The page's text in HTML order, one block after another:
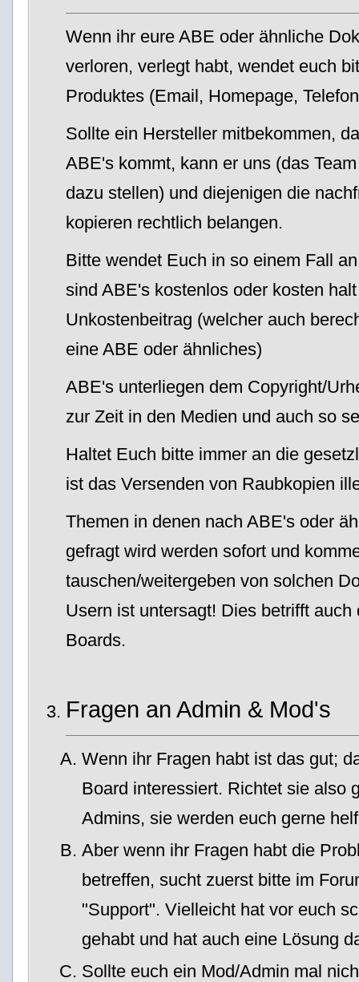
Wenn ihr eure ABE oder ähnliche
verloren, verlegt habt, wendet euch
Produktes (Email, Homepage,
Sollte ein Hersteller mitbekommen,
ABE's kommt, kann er uns (das
dazu stellen) und diejenigen die
kopieren rechtlich belangen.
Bitte wendet Euch in so einem Fall
sind ABE's kostenlos oder kosten
Unkostenbeitrag (welcher auch
eine ABE oder ähnliches)
ABE's unterliegen dem Copyright/
zur Zeit in den Medien und auch so
Haltet Euch bitte immer an die
ist das Versenden von Raubkopien
Themen in denen nach ABE's oder
gefragt wird werden sofort und
tauschen/weitergeben von solchen
Usern ist untersagt! Dies betrifft
Boards.
Fragen an Admin & Mod's
Wenn ihr Fragen habt ist das gut;
Board interessiert. Richtet sie also
Admins, sie werden euch gerne
Aber wenn ihr Fragen habt die
betreffen, sucht zuerst bitte im
"Support". Vielleicht hat vor euch
gehabt und hat auch eine Lösung
Sollte euch ein Mod/Admin mal